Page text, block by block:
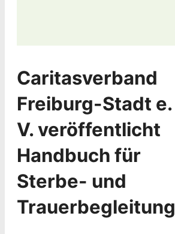
Caritasverband
Freiburg-Stadt e.
V. veröffentlicht
Handbuch für
Sterbe- und
Trauerbegleitung